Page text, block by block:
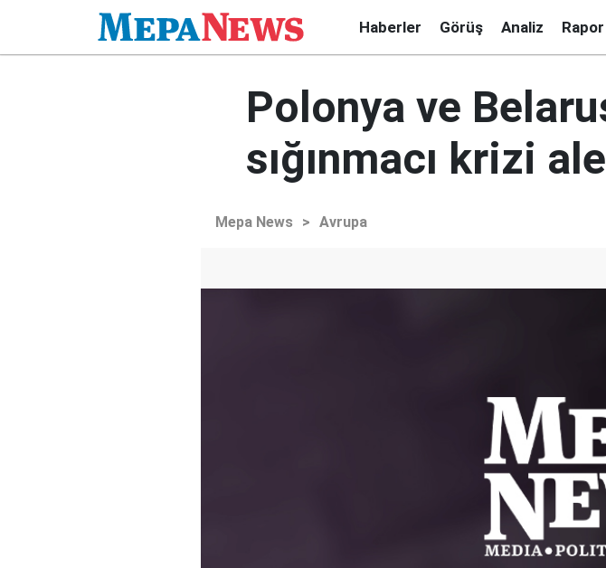
Haberler Görüş Analiz Rapor
Polonya ve
sığınmacı krizi
Mepa News > Avrupa